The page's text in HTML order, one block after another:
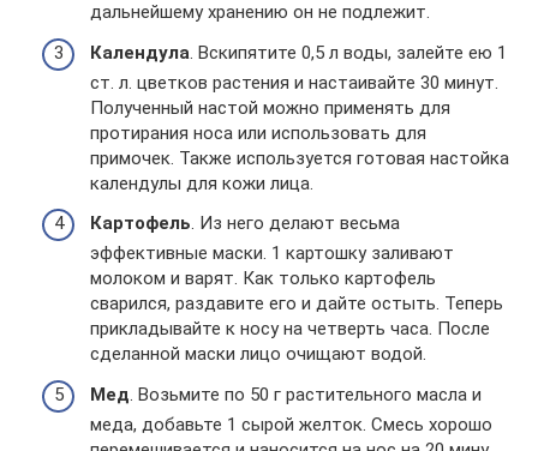
дальнейшему хранению он не подлежит.
Календула . Вскипятите 0,5 л воды, залейте ею 1
ст. л. цветков растения и настаивайте 30 минут.
Полученный настой можно применять для
протирания носа или использовать для
примочек. Также используется готовая настойка
календулы для кожи лица.
Картофель. Из него делают весьма
эффективные маски. 1 картошку заливают
молоком и варят. Как только картофель
сварился, раздавите его и дайте остыть. Теперь
прикладывайте к носу на четверть часа. После
сделанной маски лицо очищают водой.
Мед . Возьмите по 50 г растительного масла и
меда, добавьте 1 сырой желток. Смесь хорошо